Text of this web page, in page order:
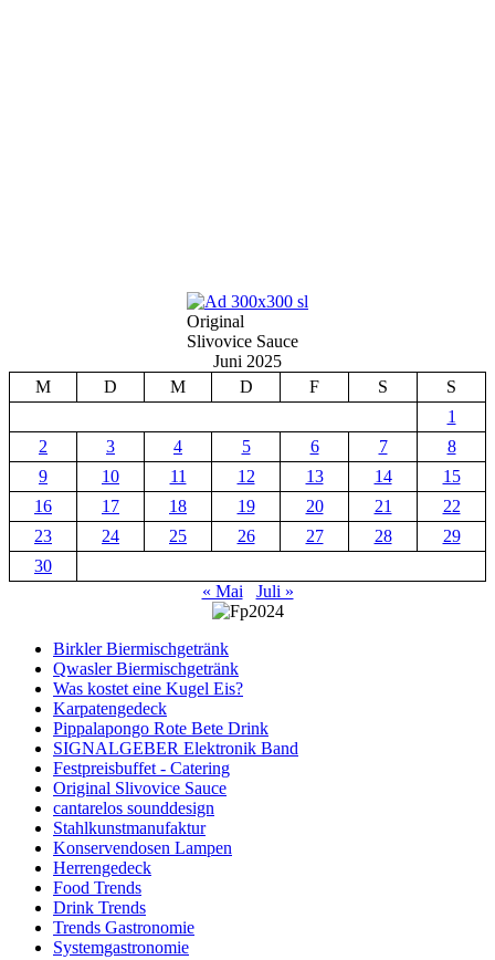
Original
Slivovice Sauce
Juni 2025
M
D M D F S
S
1
2
3 4 5 6 7
8
9
10 11 12 13 14
15
16
17 18 19 20 21
22
23
24 25 26 27 28
29
30
« Mai
Juli »
Birkler Biermischgetränk
Qwasler Biermischgetränk
Was kostet eine Kugel Eis?
Karpatengedeck
Pippalapongo Rote Bete Drink
SIGNALGEBER Elektronik Band
Festpreisbuffet - Catering
Original Slivovice Sauce
cantarelos sounddesign
Stahlkunstmanufaktur
Konservendosen Lampen
Herrengedeck
Food Trends
Drink Trends
Trends Gastronomie
Systemgastronomie